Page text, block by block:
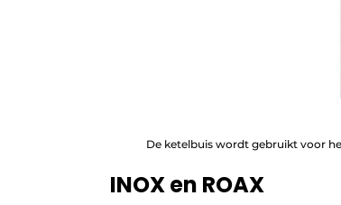
De ketelbuis wordt gebruikt voor
INOX en ROAX